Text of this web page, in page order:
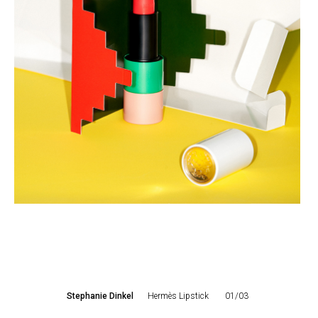
Stephanie Dinkel Hermès Lipstick 01/03